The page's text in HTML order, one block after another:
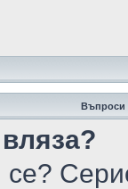
Въпроси